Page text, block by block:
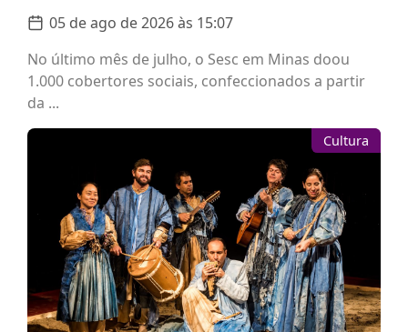
05 de ago de 2026 às 15:07
No último mês de julho, o Sesc em Minas doou
1.000 cobertores sociais, confeccionados a partir
da ...
Cultura